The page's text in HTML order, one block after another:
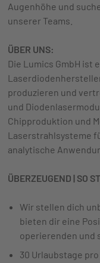
Augenhöhe und
unserer Teams.
ÜBER UNS:
Die Lumics GmbH
produzieren und
und
Chipproduktion und
Laserstrahlsysteme
analytische
ÜBERZEUGEND | SO
Wir stellen dich
bieten dir eine
operierenden und
30 Urlaubstage